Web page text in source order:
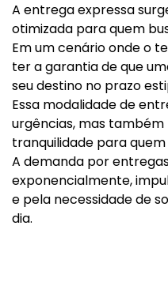
A entrega expressa
otimizada para quem
Em um cenário onde o
ter a garantia de que
seu destino no prazo
Essa modalidade de
urgências, mas
tranquilidade para
A demanda por
exponencialmente,
e pela necessidade de
dia.